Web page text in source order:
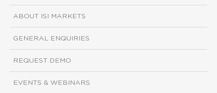
ABOUT ISI MARKETS
GENERAL ENQUIRIES
REQUEST DEMO
EVENTS & WEBINARS